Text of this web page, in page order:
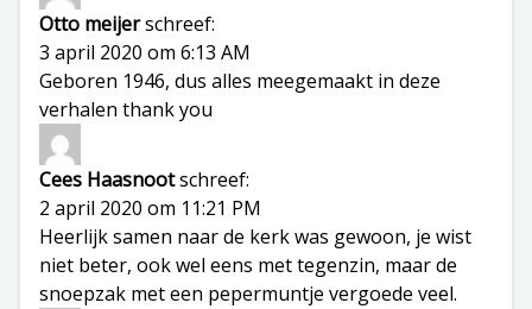
Otto meijerschreef:
3 april 2020 om 6:13 AM
Geboren 1946, dus alles meegemaakt in deze
verhalen thank you
Cees Haasnootschreef:
2 april 2020 om 11:21 PM
Heerlijk samen naar de kerk was gewoon, je wist
niet beter, ook wel eens met tegenzin, maar de
snoepzak met een pepermuntje vergoede veel.